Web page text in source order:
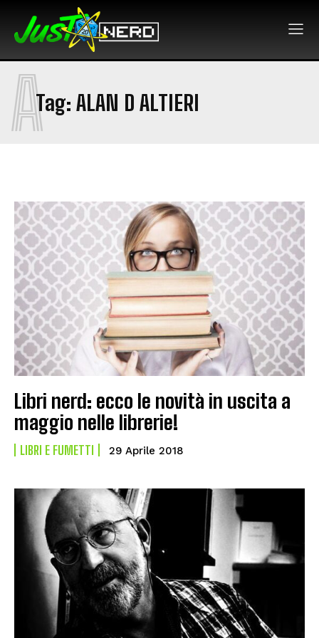
Tag: ALAN D ALTIERI
A
Libri nerd: ecco le novità in uscita a
maggio nelle librerie!
LIBRI E FUMETTI 29 Aprile 2018